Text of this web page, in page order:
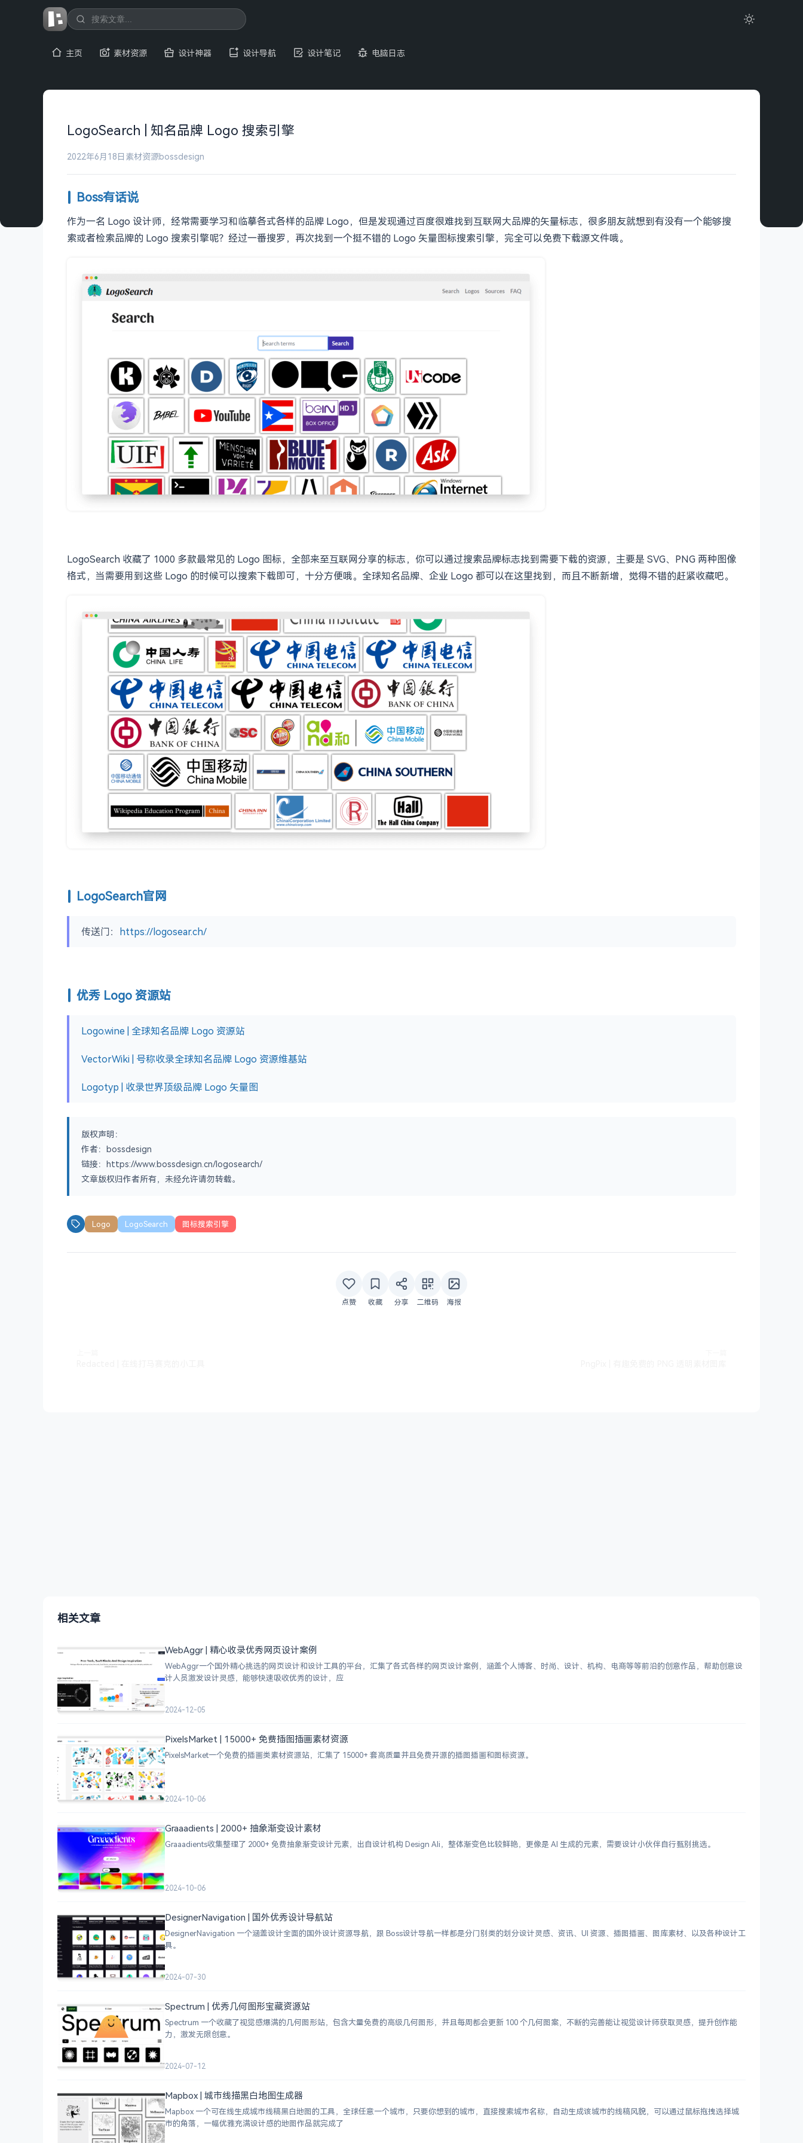
主页 素材资源 设计神器 设计导航 设计笔记 电脑日志
LogoSearch | 知名品牌 Logo 搜索引擎
2022年6月18日 素材资源bossdesign
Boss有话说
作为一名 Logo 设计师，经常需要学习和临摹各式各样的品牌 Logo，但是发现通过百度很难找到互联网大品牌的矢量标志，很多朋友就想到有没有一个能够搜
索或者检索品牌的 Logo 搜索引擎呢？经过一番搜罗，再次找到一个挺不错的 Logo 矢量图标搜索引擎，完全可以免费下载源文件哦。
LogoSearch 收藏了 1000 多款最常见的 Logo 图标，全部来至互联网分享的标志，你可以通过搜索品牌标志找到需要下载的资源，主要是 SVG、PNG 两种图像
格式，当需要用到这些 Logo 的时候可以搜索下载即可，十分方便哦。全球知名品牌、企业 Logo 都可以在这里找到，而且不断新增，觉得不错的赶紧收藏吧。
LogoSearch官网
传送门： https://logosear.ch/
优秀 Logo 资源站
Logo.wine | 全球知名品牌 Logo 资源站
VectorWiki | 号称收录全球知名品牌 Logo 资源维基站
Logotyp | 收录世界顶级品牌 Logo 矢量图
版权声明：
作者：bossdesign
链接：https://www.bossdesign.cn/logosearch/
文章版权归作者所有，未经允许请勿转载。
Logo LogoSearch 图标搜索引擎
点赞 收藏 分享 二维码 海报
相关文章
WebAggr | 精心收录优秀网页设计案例
WebAggr一个国外精心挑选的网页设计和设计工具的平台，汇集了各式各样的网页设计案例，涵盖个人博客、时尚、设计、机构、电商等等前沿的创意作品，帮助创意设
计人员激发设计灵感，能够快速吸收优秀的设计，应
2024-12-05
PixelsMarket | 15000+ 免费插图插画素材资源
PixelsMarket一个免费的插画类素材资源站，汇集了 15000+ 套高质量并且免费开源的插图插画和图标资源。
2024-10-06
Graaadients | 2000+ 抽象渐变设计素材
Graaadients收集整理了 2000+ 免费抽象渐变设计元素，出自设计机构 Design Ali，整体渐变色比较鲜艳，更像是 AI 生成的元素，需要设计小伙伴自行甄别挑选。
2024-10-06
DesignerNavigation | 国外优秀设计导航站
DesignerNavigation 一个涵盖设计全面的国外设计资源导航，跟 Boss设计导航一样都是分门别类的划分设计灵感、资讯、UI 资源、插图插画、图库素材、以及各种设计工
具。
2024-07-30
Spectrum | 优秀几何图形宝藏资源站
Spectrum 一个收藏了视觉感爆满的几何图形站，包含大量免费的高级几何图形，并且每周都会更新 100 个几何图案，不断的完善能让视觉设计师获取灵感，提升创作能
力，激发无限创意。
2024-07-12
Mapbox | 城市线描黑白地图生成器
Mapbox 一个可在线生成城市线稿黑白地图的工具，全球任意一个城市，只要你想到的城市，直接搜索城市名称，自动生成该城市的线稿风貌，可以通过鼠标拖拽选择城
市的角落，一幅优雅充满设计感的地图作品就完成了